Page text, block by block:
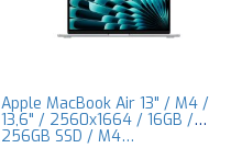
Apple MacBook Air 13" / M4 /
13,6" / 2560x1664 / 16GB /
256GB SSD / M4…